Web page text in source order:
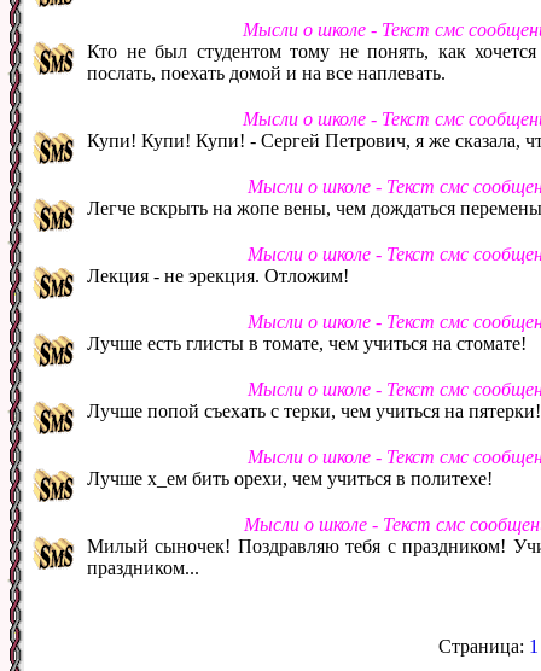
Мысли о школе - Текст смс
Кто не был студентом тому не понять, как хочется
послать, поехать домой и на все наплевать.
Мысли о школе - Текст смс
Купи! Купи! Купи! - Сергей Петрович, я же сказала,
Мысли о школе - Текст смс
Легче вскрыть на жопе вены, чем дождаться
Мысли о школе - Текст смс
Лекция - не эрекция. Отложим!
Мысли о школе - Текст смс
Лучше есть глисты в томате, чем учиться на стомате!
Мысли о школе - Текст смс
Лучше попой съехать с терки, чем учиться на пятерки!
Мысли о школе - Текст смс
Лучше х_ем бить орехи, чем учиться в политехе!
Мысли о школе - Текст смс
Милый сыночек! Поздравляю тебя с праздником!
праздником...
Страница: 1